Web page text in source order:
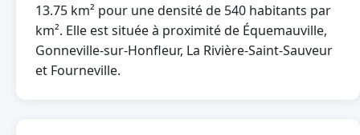
13.75 km² pour une densité de 540 habitants par
km². Elle est située à proximité de Équemauville,
Gonneville-sur-Honfleur, La Rivière-Saint-Sauveur
et Fourneville.